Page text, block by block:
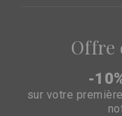
Offre
-
sur votre